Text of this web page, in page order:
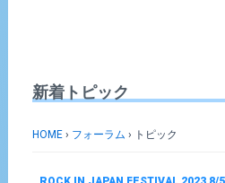
新着トピック
HOME › フォーラム › トピック